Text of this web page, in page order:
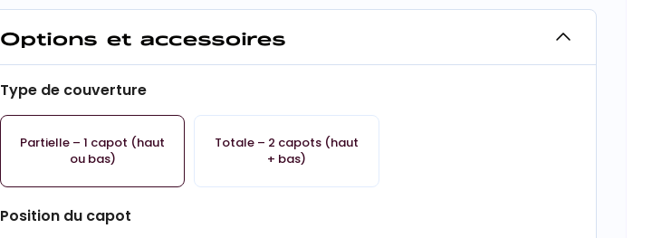
Options et accessoires
Type de couverture
Partielle – 1 capot (haut
ou bas)
Totale – 2 capots (haut
+ bas)
Position du capot